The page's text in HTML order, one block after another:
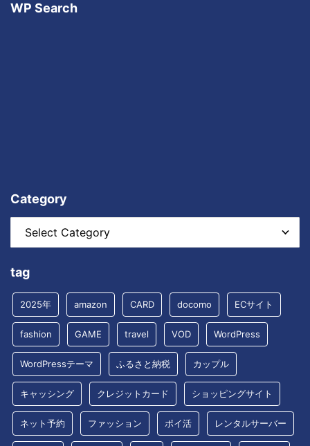
WP Search
Category
tag
2025年 amazon CARD docomo ECサイト
fashion GAME travel VOD WordPress
WordPressテーマ ふるさと納税 カップル
キャッシング クレジットカード ショッピングサイト
ネット予約 ファッション ポイ活 レンタルサーバー